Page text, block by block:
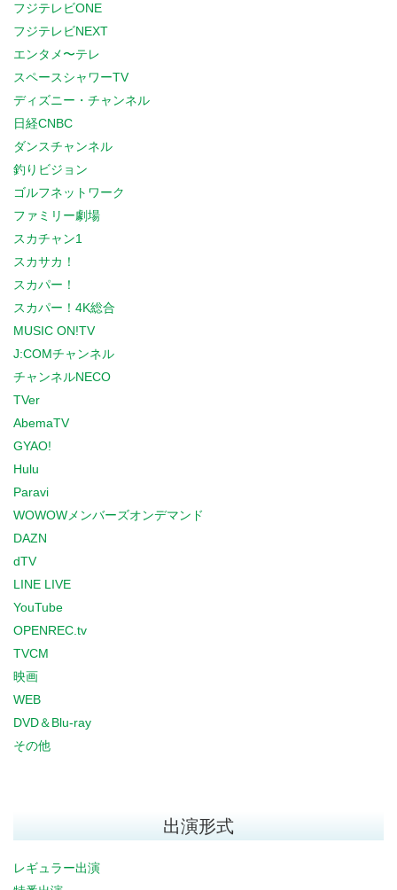
フジテレビONE
フジテレビNEXT
エンタメ〜テレ
スペースシャワーTV
ディズニー・チャンネル
日経CNBC
ダンスチャンネル
釣りビジョン
ゴルフネットワーク
ファミリー劇場
スカチャン1
スカサカ！
スカパー！
スカパー！4K総合
MUSIC ON!TV
J:COMチャンネル
チャンネルNECO
TVer
AbemaTV
GYAO!
Hulu
Paravi
WOWOWメンバーズオンデマンド
DAZN
dTV
LINE LIVE
YouTube
OPENREC.tv
TVCM
映画
WEB
DVD＆Blu-ray
その他
出演形式
レギュラー出演